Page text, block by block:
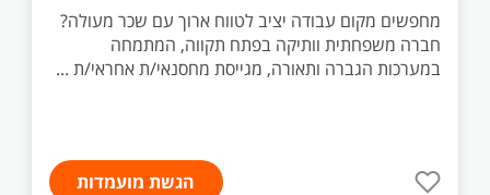
מחפשים מקום עבודה יציב לטווח ארוך עם שכר מעולה?
חברה משפחתית וותיקה בפתח תקווה, המתמחה
במערכות הגברה ותאורה, מגייסת מחסנאי/ת אחראי/ת ...
הגשת מועמדות